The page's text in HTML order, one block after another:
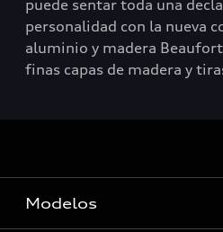
puede sentar toda una
personalidad con la nueva
aluminio y madera
finas capas de madera y
Modelos